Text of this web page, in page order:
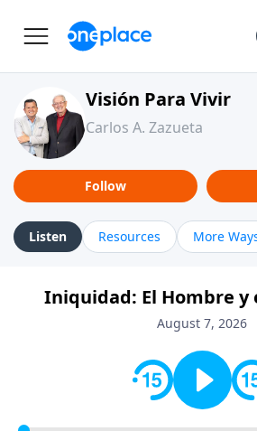
Visión Para Vivir
Carlos A. Zazueta
Follow
Listen Resources More
Iniquidad: El Hombre
August 7, 2026